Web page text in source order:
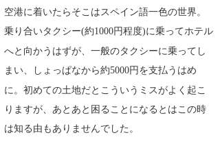
空港に着いたらそこはスペイン語一色の世界。
乗り合いタクシー(約1000円程度)に乗ってホテル
へと向かうはずが、一般のタクシーに乗ってし
まい、しょっぱなから約5000円を支払うはめ
に。初めての土地だとこういうミスがよく起こ
りますが、あとあと困ることになるとはこの時
は知る由もありませんでした。
Naoya Kimoto
mitsuteru Kamio
Yasunari Inoue
Yoshiyuki Obata
arukasvision
メディア
SURFMEDIA
Colors MAGAZINE
WAVAL
波伝説アンバサダー/プロライダー
福島寿実子
中浦“JET”章
嵯峨明日香
波伝説スタッフ
☆加藤
+☆maki☆+
波伝説